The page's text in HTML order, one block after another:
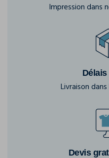
Impression dans
Livraison
Devis